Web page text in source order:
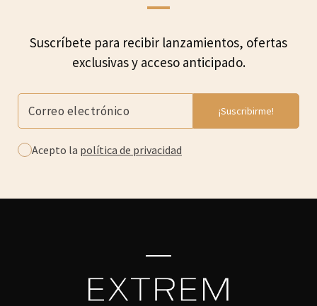
Suscríbete para recibir lanzamientos, ofertas
exclusivas y acceso anticipado.
Acepto la política de privacidad